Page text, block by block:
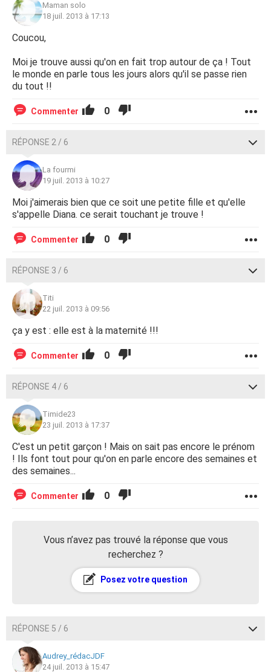
Maman solo
18 juil. 2013 à 17:13
Coucou,
Moi je trouve aussi qu'on en fait trop autour de ça ! Tout
le monde en parle tous les jours alors qu'il se passe rien
du tout !!
Commenter 0
RÉPONSE 2 / 6
La fourmi
19 juil. 2013 à 10:27
Moi j'aimerais bien que ce soit une petite fille et qu'elle
s'appelle Diana. ce serait touchant je trouve !
Commenter 0
RÉPONSE 3 / 6
Titi
22 juil. 2013 à 09:56
ça y est : elle est à la maternité !!!
Commenter 0
RÉPONSE 4 / 6
Timide23
23 juil. 2013 à 17:37
C'est un petit garçon ! Mais on sait pas encore le prénom
! Ils font tout pour qu'on en parle encore des semaines et
des semaines...
Commenter 0
Vous n’avez pas trouvé la réponse que vous
recherchez ?
Posez votre question
RÉPONSE 5 / 6
Audrey_rédacJDF
24 juil. 2013 à 15:47